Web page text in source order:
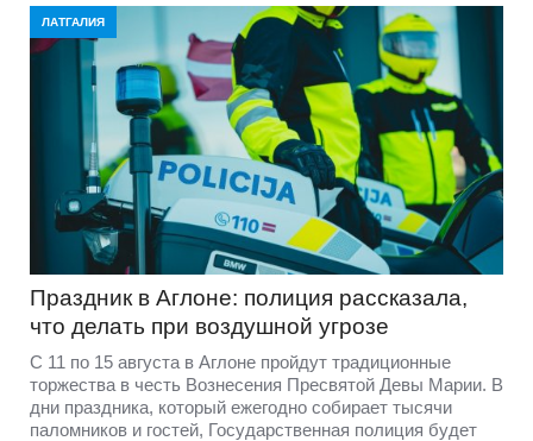
ЛАТГАЛИЯ
Праздник в Аглоне: полиция рассказала,
что делать при воздушной угрозе
С 11 по 15 августа в Аглоне пройдут традиционные
торжества в честь Вознесения Пресвятой Девы Марии. В
дни праздника, который ежегодно собирает тысячи
паломников и гостей, Государственная полиция будет